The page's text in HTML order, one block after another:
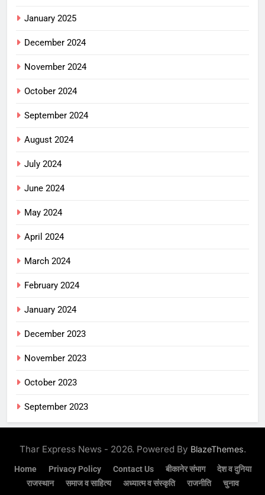
January 2025
December 2024
November 2024
October 2024
September 2024
August 2024
July 2024
June 2024
May 2024
April 2024
March 2024
February 2024
January 2024
December 2023
November 2023
October 2023
September 2023
Thar Express News - 2026. Powered By BlazeThemes.
Home Privacy Policy Contact Us बीकानेर संभाग
देश व दुनिया
राजस्थान
समाज व साहित्य अध्यात्म व संस्कृति राजनीति चुनाव